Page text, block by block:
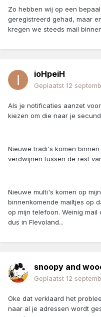
Zo hebben wij op een
geregistreerd gehad, maar
kregen we steeds mail
ioHpeiH
Geplaatst 12
Als je notificaties aanzet
kiezen om die naar je
Nieuwe tradi's komen
verdwijnen tussen de rest
Nieuwe multi's komen op
binnenkomende mailtjes op
op mijn telefoon. Weinig
dus in Flevoland...
snoopy and
Geplaatst 12
Oke dat verklaard het
naar al je adressen wordt